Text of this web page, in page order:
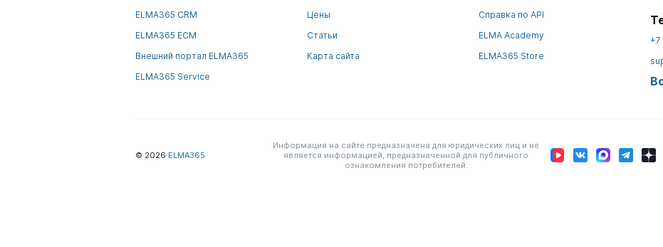
ELMA365 CRM
ELMA365 ECM
Внешний портал ELMA365
ELMA365 Service
Цены
Статьи
Карта сайта
Справка по API
ELMA Academy
ELMA365 Store
© 2026 ELMA365
Информация на сайте предназначена для юридических лиц и не
является информацией, предназначенной для публичного
ознакомления потребителей.